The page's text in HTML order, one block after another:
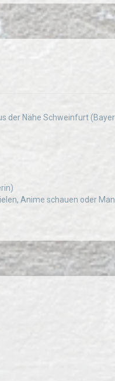
der Nähe Schweinfurt
Anime schauen oder